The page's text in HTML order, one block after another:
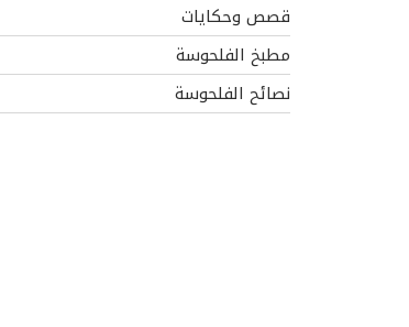
قصص وحكايات
مطبخ الفلحوسة
نصائح الفلحوسة